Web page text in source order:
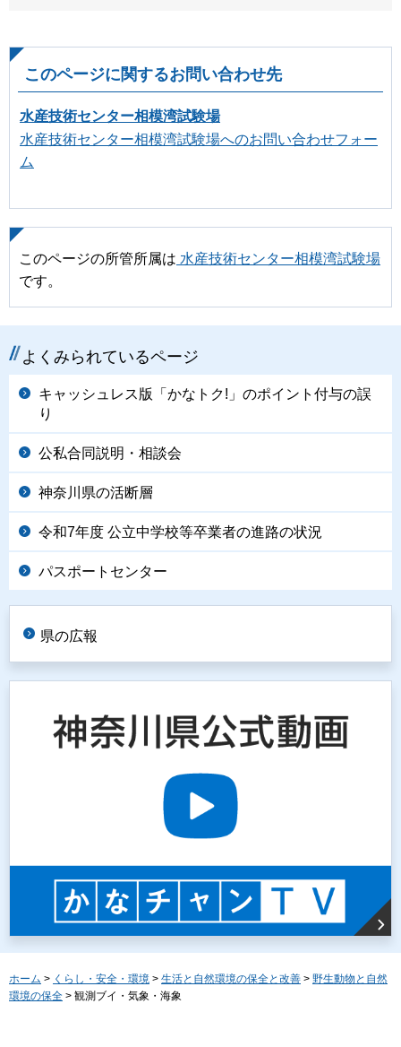
このページに関するお問い合わせ先
水産技術センター相模湾試験場
水産技術センター相模湾試験場へのお問い合わせフォー
ム
このページの所管所属は 水産技術センター相模湾試験場
です。
よくみられているページ
キャッシュレス版「かなトク!」のポイント付与の誤
り
公私合同説明・相談会
神奈川県の活断層
令和7年度 公立中学校等卒業者の進路の状況
パスポートセンター
県の広報
ホーム > くらし・安全・環境 > 生活と自然環境の保全と改善 > 野生動物と自然
環境の保全 > 観測ブイ・気象・海象